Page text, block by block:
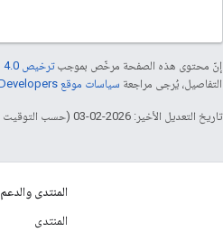
إنّ محتوى هذه الصفحة مرخّص بموجبترخيص Creative Commons Attribution 4.0‏
التفاصيل، يُرجى مراجعة سياسات موقع Google Developers‏
تاريخ التعديل الأخير: 2026-02-03 (حسب التوقيت العالمي المتفَّق عليه)
المنتدى والدعم
المنتدى